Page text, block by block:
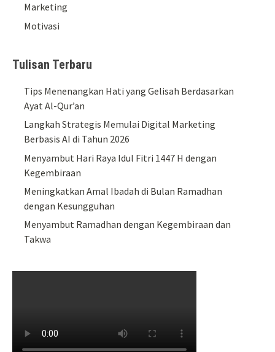
Marketing
Motivasi
Tulisan Terbaru
Tips Menenangkan Hati yang Gelisah Berdasarkan
Ayat Al-Qur’an
Langkah Strategis Memulai Digital Marketing
Berbasis AI di Tahun 2026
Menyambut Hari Raya Idul Fitri 1447 H dengan
Kegembiraan
Meningkatkan Amal Ibadah di Bulan Ramadhan
dengan Kesungguhan
Menyambut Ramadhan dengan Kegembiraan dan
Takwa